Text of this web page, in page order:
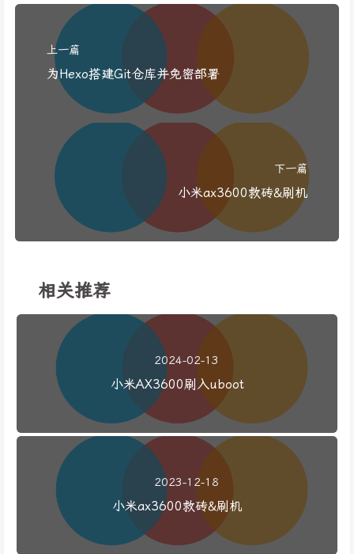
上一篇
为Hexo搭建Git仓库并免密部署
下一篇
小米ax3600救砖&刷机
相关推荐
2024-02-13
小米AX3600刷入uboot
2023-12-18
小米ax3600救砖&刷机